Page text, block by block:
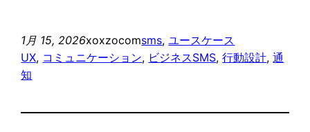
1月 15, 2026xoxzocomsms, ユースケース
UX, コミュニケーション, ビジネスSMS, 行動設計, 通
知